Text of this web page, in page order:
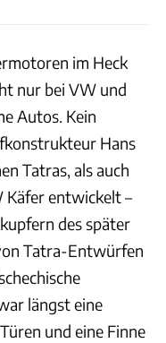
im Heck
nur bei VW und
Autos. Kein
Hans
Tatras, als auch
Käfer entwickelt –
des später
Tatra-Entwürfen
längst eine
und eine Finne